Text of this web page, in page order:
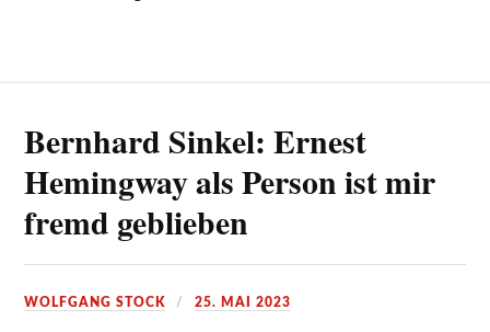
Bernhard Sinkel: Ernest
Hemingway als Person ist mir
fremd geblieben
WOLFGANG STOCK 25. MAI 2023